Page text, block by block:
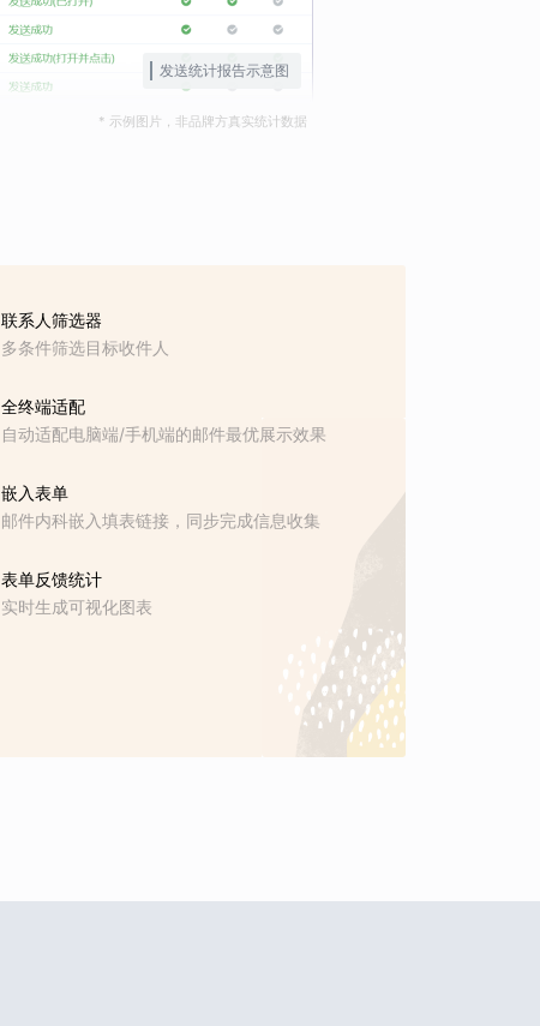
发送统计报告示意图
* 示例图片，非品牌方真实统计数据
联系人筛选器
多条件筛选目标收件人
全终端适配
自动适配电脑端/手机端的邮件最优展示效果
嵌入表单
邮件内科嵌入填表链接，同步完成信息收集
表单反馈统计
实时生成可视化图表